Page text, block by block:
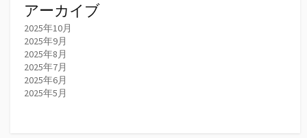
アーカイブ
2025年10月
2025年9月
2025年8月
2025年7月
2025年6月
2025年5月